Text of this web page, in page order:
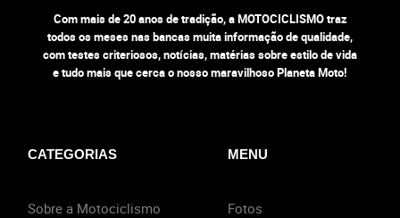
Com mais de 20 anos de tradição, a MOTOCICLISMO traz
todos os meses nas bancas muita informação de qualidade,
com testes criteriosos, notícias, matérias sobre estilo de vida
e tudo mais que cerca o nosso maravilhoso Planeta Moto!
CATEGORIAS
Sobre a Motociclismo
MENU
Fotos